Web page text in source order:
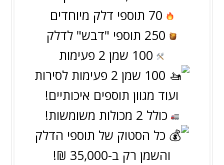
100 שמן 2 פעימות
ועוד מגוון תוספים איכותיים!
כולל 2 מכולות משומשות!
כל הסטוק של תוספי הדלק
והשמן רק ב-35,000 ₪!